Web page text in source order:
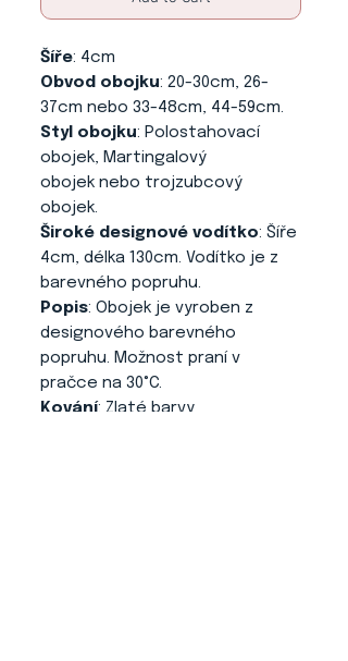
Šíře: 4cm
Obvod obojku: 20-30cm, 26-
37cm nebo 33-48cm, 44-59cm.
Styl obojku: Polostahovací
obojek, Martingalový
obojek nebo trojzubcový
obojek.
Široké designové vodítko: Šíře
4cm, délka 130cm. Vodítko je z
barevného popruhu.
Popis: Obojek je vyroben z
designového barevného
popruhu. Možnost praní v
pračce na 30°C.
Kování: Zlaté barvy